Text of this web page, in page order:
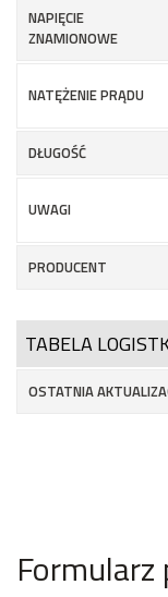
NAPIĘCIE
ZNAMIONOWE
NATĘŻENIE PRĄDU
DŁUGOŚĆ
UWAGI
PRODUCENT
TABELA
OSTATNIA